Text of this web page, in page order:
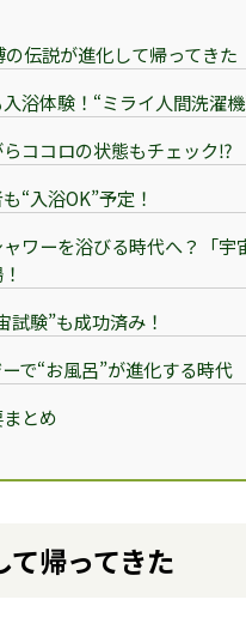
の伝説が進化して帰ってきた
浴体験！“ミライ人間洗濯
ココロの状態もチェック⁉︎
“入浴OK”予定！
ワーを浴びる時代へ？「宇
試験”も成功済み！
で“お風呂”が進化する時代
とめ
帰ってきた